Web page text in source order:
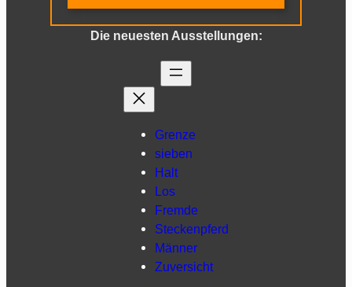
Die neuesten Ausstellungen:
Grenze
sieben
Halt
Los
Fremde
Steckenpferd
Männer
Zuversicht